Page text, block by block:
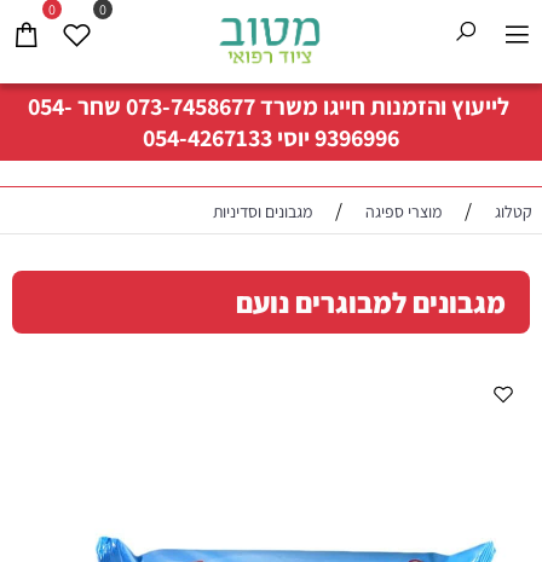
לייעוץ והזמנות חייגו משרד073-7458677שחר054-
9396996יוסי054-4267133
0 0
קטלוג / מוצרי ספיגה / מגבונים וסדיניות
מגבונים למבוגרים נועם